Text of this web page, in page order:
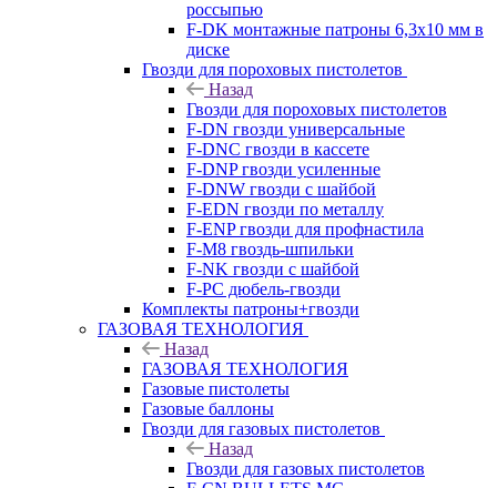
россыпью
F-DK монтажные патроны 6,3х10 мм в
диске
Гвозди для пороховых пистолетов
Назад
Гвозди для пороховых пистолетов
F-DN гвозди универсальные
F-DNC гвозди в кассете
F-DNP гвозди усиленные
F-DNW гвозди с шайбой
F-EDN гвозди по металлу
F-ENP гвозди для профнастила
F-M8 гвоздь-шпильки
F-NK гвозди с шайбой
F-PC дюбель-гвозди
Комплекты патроны+гвозди
ГАЗОВАЯ ТЕХНОЛОГИЯ
Назад
ГАЗОВАЯ ТЕХНОЛОГИЯ
Газовые пистолеты
Газовые баллоны
Гвозди для газовых пистолетов
Назад
Гвозди для газовых пистолетов